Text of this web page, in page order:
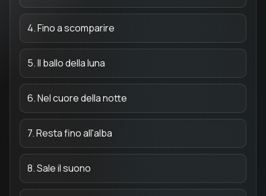
4. Fino a scomparire
5. Il ballo della luna
6. Nel cuore della notte
7. Resta fino all'alba
8. Sale il suono